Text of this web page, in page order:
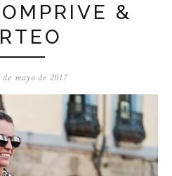
&
de mayo de 2017